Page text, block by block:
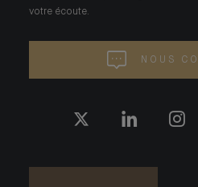
votre écoute.
NOUS